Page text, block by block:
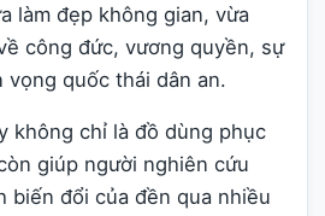
làm đẹp không gian, vừa
công đức, vương quyền, sự
vọng quốc thái dân an.
không chỉ là đồ dùng phục
giúp người nghiên cứu
biến đổi của đền qua nhiều